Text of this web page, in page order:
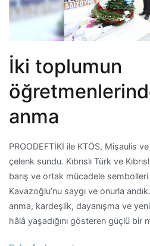
İki toplumun
anma
PROODEFTİKİ ile KTÖS, Mişaulis
çelenk sundu. Kıbrıslı Türk ve
barış ve ortak mücadele
Kavazoğlu’nu saygı ve onurla
anma, kardeşlik, dayanışma ve
hâlâ yaşadığını gösteren güçlü bir